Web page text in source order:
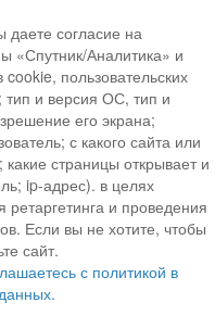
даете согласие на
«Спутник/Аналитика» и
пользовательских
и версия ОС, тип и
его экрана;
с какого сайта или
страницы открывает и
ip-адрес). в целях
и проведения
Если вы не хотите, чтобы
сайт.
с политикой в